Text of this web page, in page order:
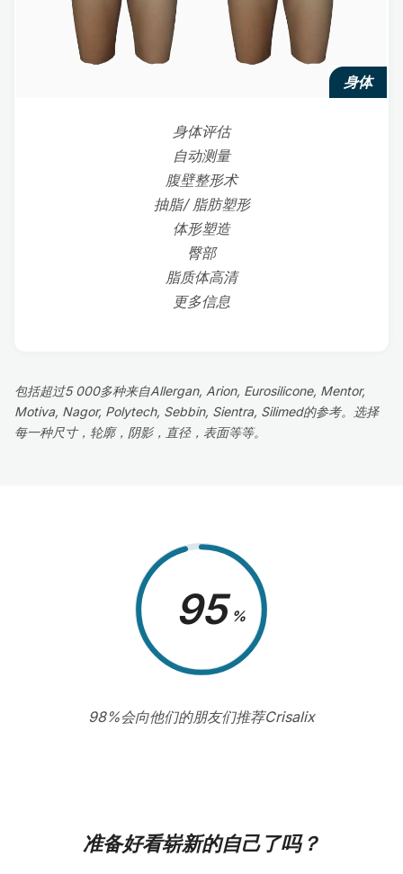
身体
身体评估
自动测量
腹壁整形术
抽脂/ 脂肪塑形
体形塑造
臀部
脂质体高清
更多信息
包括超过5 000多种来自Allergan, Arion, Eurosilicone, Mentor,
Motiva, Nagor, Polytech, Sebbin, Sientra, Silimed的参考。选择
每一种尺寸，轮廓，阴影，直径，表面等等。
98 %
98%会向他们的朋友们推荐Crisalix
准备好看崭新的自己了吗？